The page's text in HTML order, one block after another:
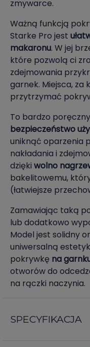
zmywarce.
Ważną funkcją
Starke Pro jest
makaronu. W jej
które pozwolą ci
zdejmowania
garnek. Miejsca, za
przytrzymać
To bardzo
bezpieczeństwo
uniknąć oparzenia
nakładania i
dzięki wolno
bakelitowemu,
(łatwiejsze
Zamawiając taką
lub dodatkowo
Model jest solidny
uniwersalną
pokrywkę na
otworów do
na rączki naczynia.
SPECYFIKACJA